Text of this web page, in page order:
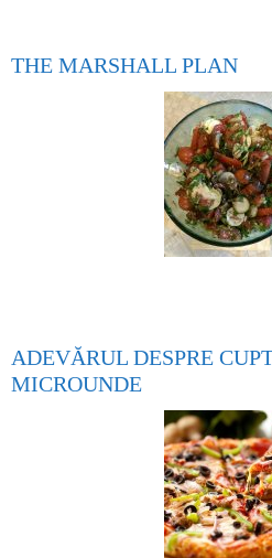
THE MARSHALL PLAN
ADEVĂRUL DESPRE
MICROUNDE